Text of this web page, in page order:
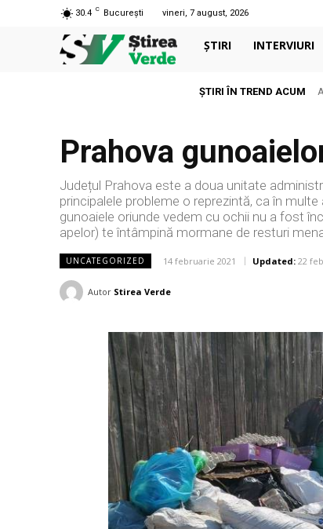
30.4 C București vineri, 7 august, 2026
ȘTIRI INTERVIURI
ȘTIRI ÎN TREND ACUM
Prahova
Județul Prahova este a doua unitate
principalele probleme o reprezintă, ca în
gunoaiele oriunde vedem cu ochii nu a fost
apelor) te întâmpină mormane de resturi
UNCATEGORIZED 14 februarie 2021 Updated: 22
Autor Stirea Verde